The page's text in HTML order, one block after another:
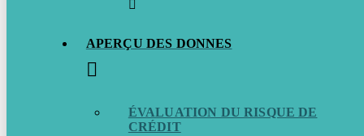
APERÇU DES DONNES
ÉVALUATION DU RISQUE DE
CRÉDIT